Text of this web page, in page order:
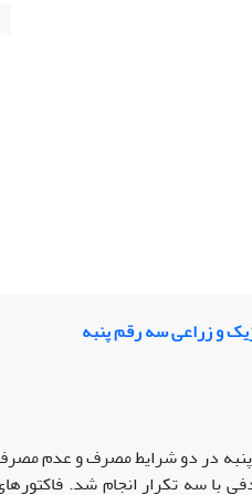
و زراعی سه رقم پنبه
در دو شرایط مصرف و عدم
با سه تکرار انجام شد.